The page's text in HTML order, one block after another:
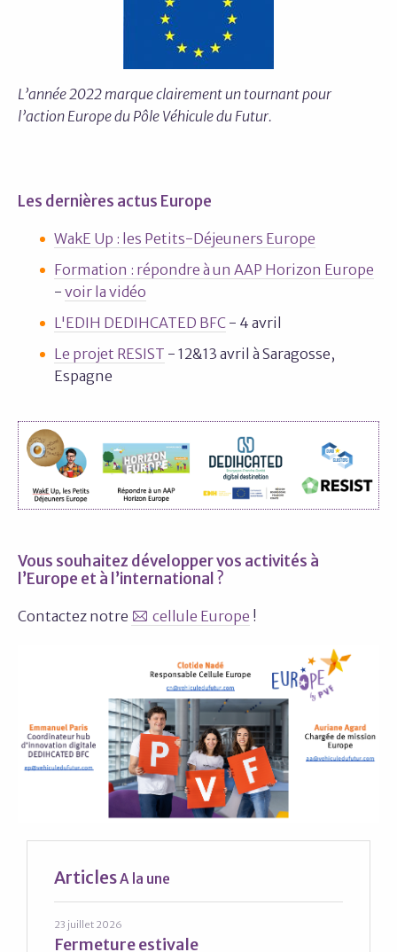
L’année 2022 marque clairement un tournant pour
l’action Europe du Pôle Véhicule du Futur.
Les dernières actus Europe
WakE Up : les Petits-Déjeuners Europe
Formation : répondre à un AAP Horizon Europe
- voir la vidéo
L'EDIH DEDIHCATED BFC - 4 avril
Le projet RESIST - 12&13 avril à Saragosse,
Espagne
Vous souhaitez développer vos activités à
l’Europe et à l’international ?
Contactez notre cellule Europe !
ArticlesA la une
23 juillet 2026
Fermeture estivale